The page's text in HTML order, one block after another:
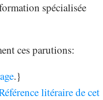
spécialisée
ces parutions:
.}
litéraire de cet